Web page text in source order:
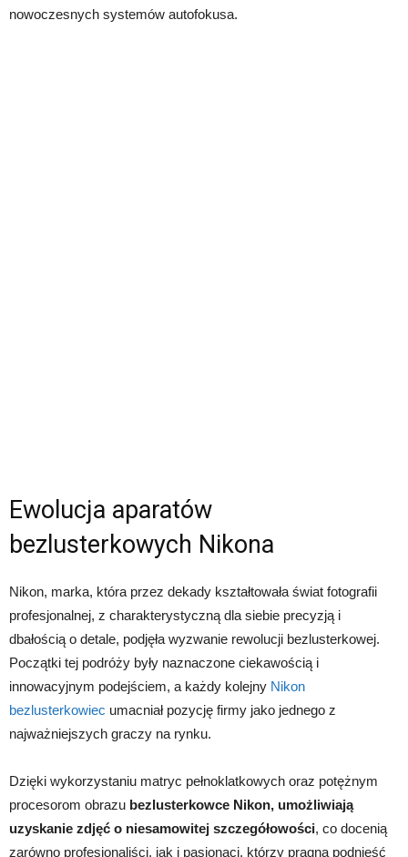
nowoczesnych systemów autofokusa.
Ewolucja aparatów
bezlusterkowych Nikona
Nikon, marka, która przez dekady kształtowała świat fotografii
profesjonalnej, z charakterystyczną dla siebie precyzją i
dbałością o detale, podjęła wyzwanie rewolucji bezlusterkowej.
Początki tej podróży były naznaczone ciekawością i
innowacyjnym podejściem, a każdy kolejny Nikon
bezlusterkowiec umacniał pozycję firmy jako jednego z
najważniejszych graczy na rynku.
Dzięki wykorzystaniu matryc pełnoklatkowych oraz potężnym
procesorom obrazu bezlusterkowce Nikon, umożliwiają
uzyskanie zdjęć o niesamowitej szczegółowości, co docenią
zarówno profesjonaliści, jak i pasjonaci, którzy pragną podnieść